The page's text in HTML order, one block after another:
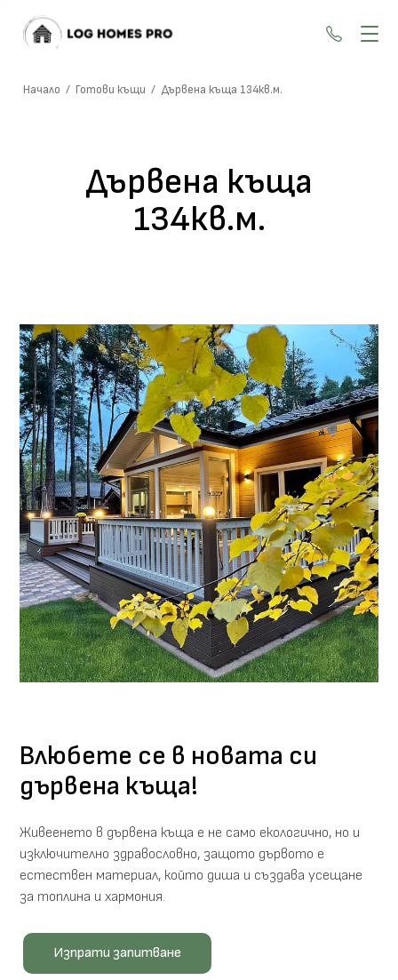
Начало / Готови къщи / Дървена къща 134кв.м.
+359
Дървена къща
134кв.м.
Влюбете се в новата си
дървена къща!
Живеенето в дървена къща е не само екологично, но и
изключително здравословно, защото дървото е
естествен материал, който диша и създава усещане
за топлина и хармония.
Изпрати запитване